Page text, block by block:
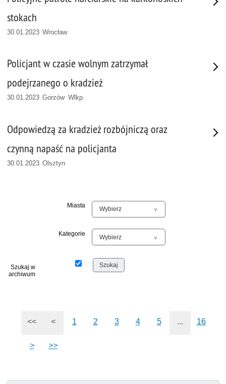
stokach
30.01.2023 Wrocław
Policjant w czasie wolnym zatrzymał
podejrzanego o kradzież
30.01.2023 Gorzów Wlkp.
Odpowiedzą za kradzież rozbójniczą oraz
czynną napaść na policjanta
30.01.2023 Olsztyn
Miasta
Kategorie
Szukaj w
archiwum
<< < 1 2 3 4 5 ... 16
> >>